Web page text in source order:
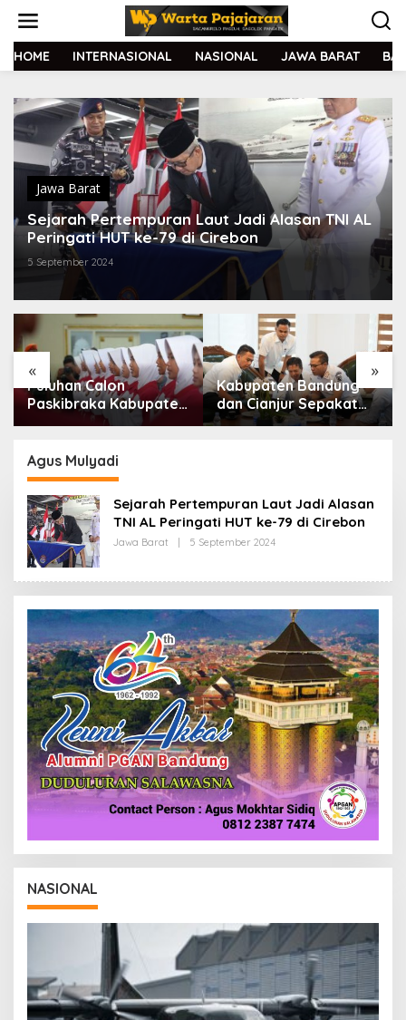
t
HOME INTERNASIONAL NASIONAL JAWA BARAT
Jawa Barat
Sejarah Pertempuran Laut Jadi Alasan TNI AL
Peringati HUT ke-79 di Cirebon
5 September 2024
« »
Puluhan Calon
Paskibraka Kabupaten
Bandung Mulai Ikuti
Kabupaten Bandung
dan Cianjur Sepakat
Lanjutkan Bangun
Agus Mulyadi
Sejarah Pertempuran Laut Jadi Alasan
TNI AL Peringati HUT ke-79 di Cirebon
Jawa Barat 5 September 2024
H
R
A
K
S
I
NASIONAL